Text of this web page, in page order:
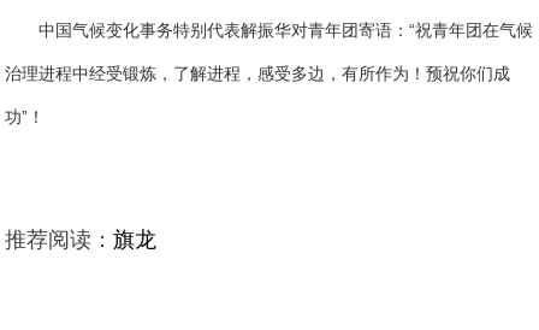
中国气候变化事务特别代表解振华对青年团寄语：“祝青年团在气候
治理进程中经受锻炼，了解进程，感受多边，有所作为！预祝你们成
功”！
推荐阅读：旗龙